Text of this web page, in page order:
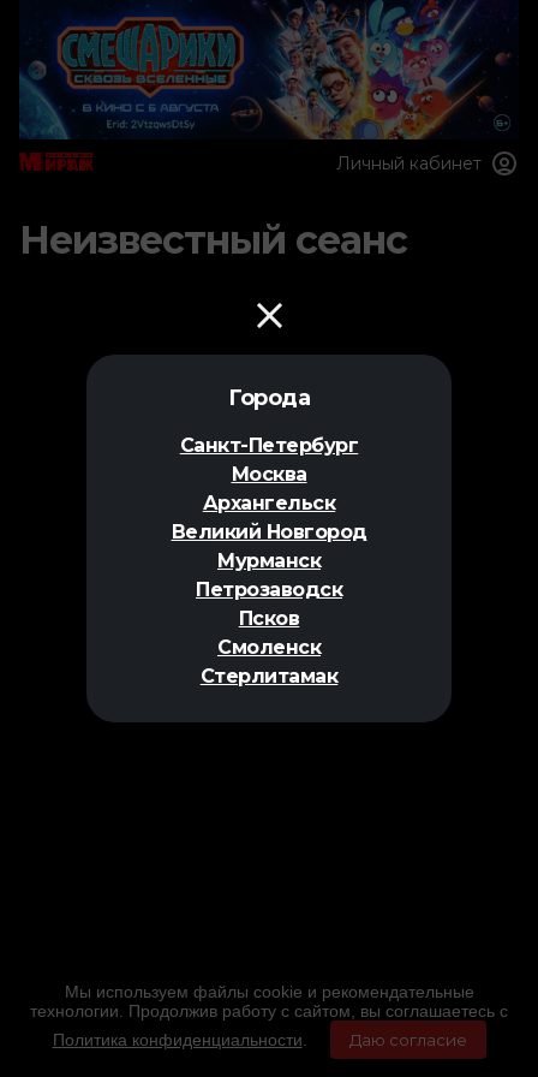
Города
Санкт-Петербург
Москва
Архангельск
Великий Новгород
Мурманск
Петрозаводск
Псков
Смоленск
Стерлитамак
Личный кабинет
Неизвестный сеанс
Мы используем файлы cookie и рекомендательные
технологии. Продолжив работу с сайтом, вы соглашаетесь с
Политика конфиденциальности
Даю согласие